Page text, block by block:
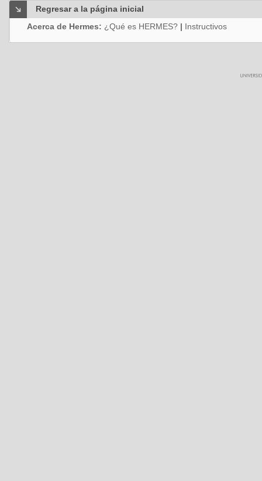
Regresar a la página inicial
Acerca de Hermes: ¿Qué es HERMES? | Instructivos